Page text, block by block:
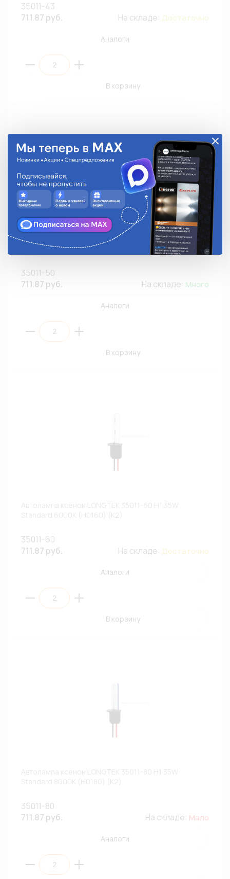
35011-43
711.87 руб.
На складе: Достаточно
Аналоги
В корзину
Автолампа ксенон LONGTEK 35011-50 H1 35W
Standard 5000К (H0150) (К2)
35011-50
711.87 руб.
На складе: Много
Аналоги
В корзину
35011-60
711.87 руб.
На складе: Достаточно
Аналоги
В корзину
35011-80
711.87 руб.
На складе: Мало
Аналоги